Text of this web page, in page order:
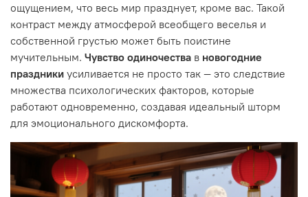
ощущением, что весь мир празднует, кроме вас. Такой
контраст между атмосферой всеобщего веселья и
собственной грустью может быть поистине
мучительным. Чувство одиночества в новогодние
праздники усиливается не просто так — это следствие
множества психологических факторов, которые
работают одновременно, создавая идеальный шторм
для эмоционального дискомфорта.